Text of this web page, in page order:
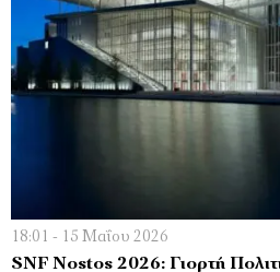
18:01 - 15 Μαΐου 2026
SNF Nostos 2026: Γιορτή